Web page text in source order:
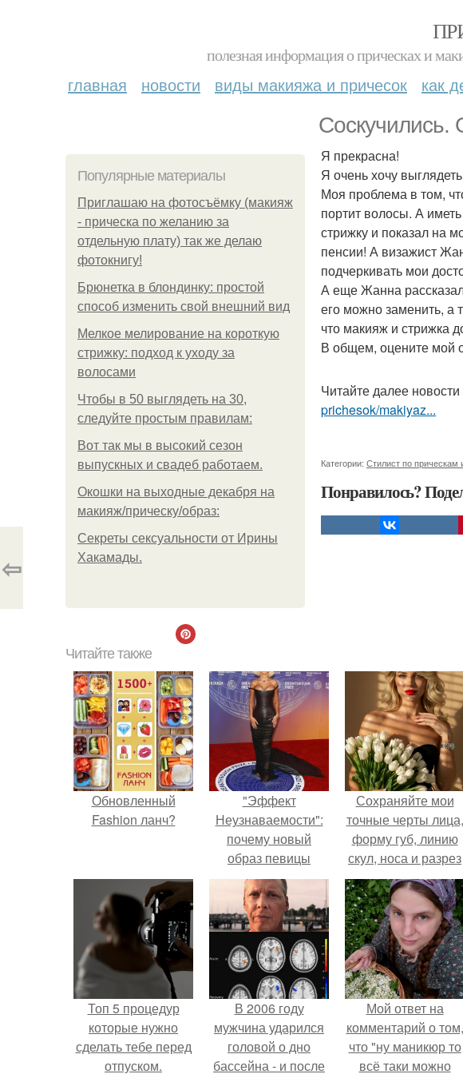
полезная информация о прическах и
главная новости виды макияжа и причесок как
Соскучились.
Популярные материалы
Приглашаю на фотосъёмку (макияж
- прическа по желанию за
отдельную плату) так же делаю
фотокнигу!
Брюнетка в блондинку: простой
способ изменить свой внешний вид
Мелкое мелирование на короткую
стрижку: подход к уходу за
волосами
Чтобы в 50 выглядеть на 30,
следуйте простым правилам:
Вот так мы в высокий сезон
выпускных и свадеб работаем.
Окошки на выходные декабря на
макияж/прическу/образ:
Секреты сексуальности от Ирины
Хакамады.
Я прекрасна!
Я очень хочу
Моя проблема в том,
портит волосы. А
стрижку и показал на
пенсии! А визажист
подчеркивать мои
А еще Жанна
его можно заменить, а
что макияж и стрижка
В общем, оцените мой
Читайте далее
prichesok/makiyaz...
Категории: Стилист по прическам
Понравилось?
⇦
Читайте также
Обновленный
Fashion ланч?
"Эффект
Неузнаваемости":
почему новый
образ певицы
вызвал споры о
гранях
возможного?
Сохраняйте мои
точные черты лица,
форму губ, линию
скул, носа и разрез
глаз.
Топ 5 процедур
которые нужно
сделать тебе перед
отпуском.
В 2006 году
мужчина ударился
головой о дно
бассейна - и после
Мой ответ на
комментарий о том,
что "ну маникюр то
всё таки можно